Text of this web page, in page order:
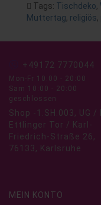
Tags: Tischdeko,
Muttertag, religiös,
+49172 7770044
Mon-Fr 10:00 - 20:00
Sam 10:00 - 20:00
geschlossen
Shop -1.SH.003, UG /
Ettlinger Tor / Karl-
Friedrich-Straße 26,
76133, Karlsruhe
MEIN KONTO